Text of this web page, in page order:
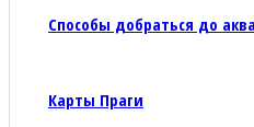
Способы добраться до
Карты Праги